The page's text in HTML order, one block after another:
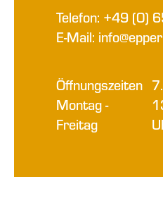
Telefon: +49 (0)
E-Mail:
Öffnungszeiten
Montag -
Freitag